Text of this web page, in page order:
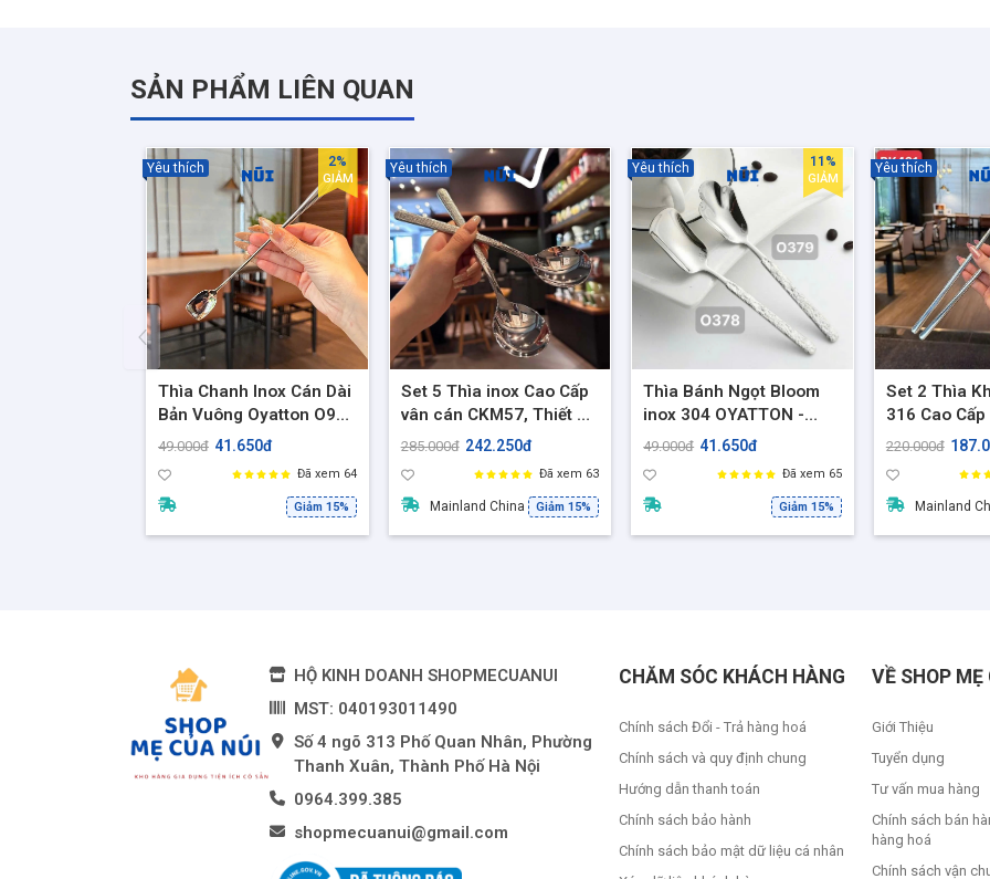
SẢN PHẨM LIÊN QUAN
Thìa Chanh Inox Cán Dài
Bản Vuông Oyatton O97
– Thìa Khuấy Ly Cao,
Phẩm
49.000đ 41.650đ
Đã xem 64
Giảm 15%
Yêu thích 2%
GIẢM
Set 5 Thìa inox Cao Cấp
vân cán CKM57, Thiết Kế
Sang Trọng Tinh tế,Thìa
285.000đ 242.250đ
Đã xem 63
Mainland China Giảm 15%
Yêu thích
Thìa Bánh Ngọt Bloom
inox 304 OYATTON -
Thìa ăn bánh, ăn kem,
trọng
49.000đ 41.650đ
Đã xem 65
Giảm 15%
Yêu thích 11%
GIẢM
Set 2 Thìa
316 Cao
Gồm 1 Thìa
An Toàn
220.000đ
Mainland
Yêu thích
HỘ KINH DOANH SHOPMECUANUI
MST: 040193011490
Số 4 ngõ 313 Phố Quan Nhân, Phường
Thanh Xuân, Thành Phố Hà Nội
0964.399.385
shopmecuanui@gmail.com
CHĂM SÓC KHÁCH HÀNG
Chính sách Đổi - Trả hàng hoá
Chính sách và quy định chung
Hướng dẫn thanh toán
Chính sách bảo hành
Chính sách bảo mật dữ liệu cá nhân
VỀ SHOP MẸ
Giới Thiệu
Tuyển dụng
Tư vấn mua hàng
Chính sách bán
hàng hoá
Chính sách vận